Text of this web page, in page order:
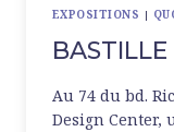
EXPOSITIONS |
Au 74 du bd.
Design Center,